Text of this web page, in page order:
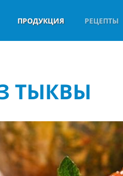
ПРОДУКЦИЯ РЕЦЕПТЫ
ТЫКВЫ